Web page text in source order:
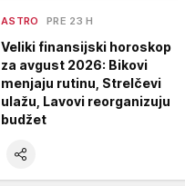
ASTRO PRE 23 H
Veliki finansijski horoskop
za avgust 2026: Bikovi
menjaju rutinu, Strelčevi
ulažu, Lavovi reorganizuju
budžet